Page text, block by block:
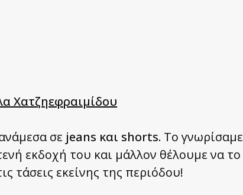
Χατζηεφραιμίδου
σε jeans και shorts. Το γνωρίσαμε
εκδοχή του και μάλλον θέλουμε να το
τάσεις εκείνης της περιόδου!